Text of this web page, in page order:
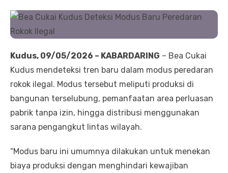
Kudus, 09/05/2026 – KABARDARING – Bea Cukai
Kudus mendeteksi tren baru dalam modus peredaran
rokok ilegal. Modus tersebut meliputi produksi di
bangunan terselubung, pemanfaatan area perluasan
pabrik tanpa izin, hingga distribusi menggunakan
sarana pengangkut lintas wilayah.
“Modus baru ini umumnya dilakukan untuk menekan
biaya produksi dengan menghindari kewajiban